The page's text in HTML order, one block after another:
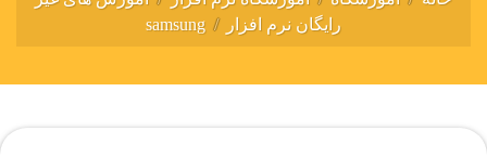
رایگان نرم افزار
/
samsung